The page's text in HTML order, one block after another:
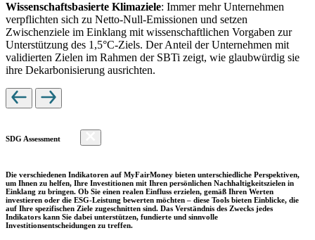
Wissenschaftsbasierte Klimaziele: Immer mehr Unternehmen
verpflichten sich zu Netto-Null-Emissionen und setzen
Zwischenziele im Einklang mit wissenschaftlichen Vorgaben zur
Unterstützung des 1,5°C-Ziels. Der Anteil der Unternehmen mit
validierten Zielen im Rahmen der SBTi zeigt, wie glaubwürdig sie
ihre Dekarbonisierung ausrichten.
SDG Assessment
Die verschiedenen Indikatoren auf MyFairMoney bieten unterschiedliche Perspektiven,
um Ihnen zu helfen, Ihre Investitionen mit Ihren persönlichen Nachhaltigkeitszielen in
Einklang zu bringen. Ob Sie einen realen Einfluss erzielen, gemäß Ihren Werten
investieren oder die ESG-Leistung bewerten möchten – diese Tools bieten Einblicke, die
auf Ihre spezifischen Ziele zugeschnitten sind. Das Verständnis des Zwecks jedes
Indikators kann Sie dabei unterstützen, fundierte und sinnvolle
Investitionsentscheidungen zu treffen.